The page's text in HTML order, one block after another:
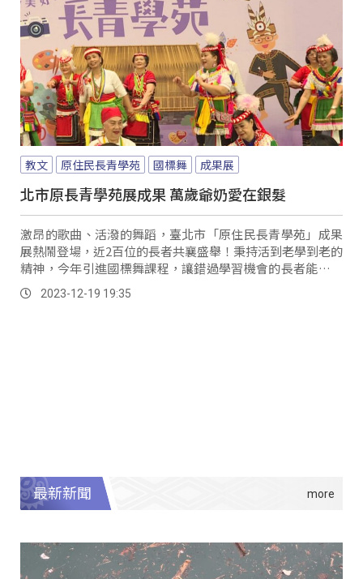
教文 原住民長青學苑 國標舞 成果展
北市原長青學苑展成果 萬歲爺奶愛在銀髮
激昂的歌曲、活潑的舞蹈，臺北市「原住民長青學苑」成果
展熱鬧登場，近2百位的長者共襄盛舉！秉持活到老學到老的
精神，今年引進國標舞課程，讓錯過學習機會的長者能夠穿
上國標服裝，展現不老活力；此外長者更是化身文化教師，
進入校園分享原民文化的魅力。
2023-12-19 19:35
最新新聞